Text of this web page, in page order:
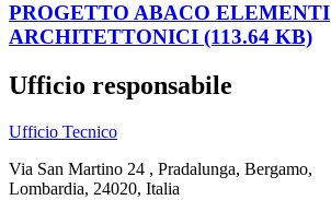
PROGETTO ABACO ELEMENTI
ARCHITETTONICI (113.64 KB)
Ufficio responsabile
Ufficio Tecnico
Via San Martino 24 , Pradalunga, Bergamo,
Lombardia, 24020, Italia